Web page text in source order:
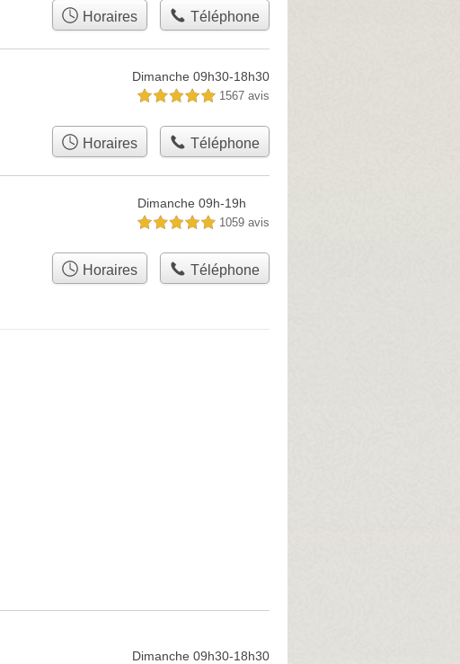
Horaires Téléphone
Dimanche 09h30-18h30
5,0 étoiles sur 5 1567 avis
Horaires Téléphone
Dimanche 09h-19h
5,0 étoiles sur 5 1059 avis
Horaires Téléphone
Dimanche 09h30-18h30